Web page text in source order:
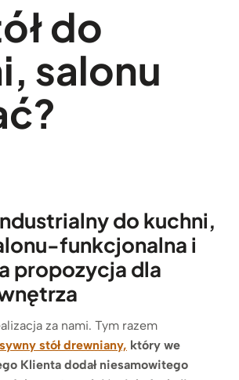
do
salonu
do kuchni,
funkcjonalna i
propozycja dla
za nami. Tym razem
stół drewniany, który we
Klienta dodał niesamowitego